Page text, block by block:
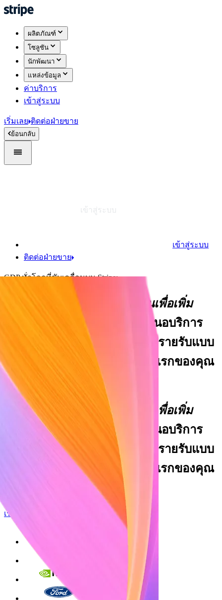
ผลิตภัณฑ์
โซลูชัน
นักพัฒนา
แหล่งข้อมูล
ค่าบริการ
เข้าสู่ระบบ
เริ่มเลย ติดต่อฝ่ายขาย
ย้อนกลับ
เข้าสู่ระบบ
เข้าสู่ระบบ
ติดต่อฝ่ายขาย
GDP ทั่วโลกที่ขับเคลื่อนบน Stripe:
โครงสร้างพื้นฐานด้านการเงินเพื่อเพิ่ม
รับชำระเงิน เสนอบริการ
ทางการเงิน และปรับใช้รูปแบบรายรับแบบ
กำหนดเอง ตั้งแต่ธุรกรรมครั้งแรกของคุณ
ไปจนถึงครั้งที่พันล้าน
โครงสร้างพื้นฐานด้านการเงินเพื่อเพิ่ม
รายรับของคุณ
รับชำระเงิน เสนอบริการ
ทางการเงิน และปรับใช้รูปแบบรายรับแบบ
กำหนดเอง ตั้งแต่ธุรกรรมครั้งแรกของคุณ
ไปจนถึงครั้งที่พันล้าน
เริ่มใช้งาน ลงทะเบียนด้วย Google